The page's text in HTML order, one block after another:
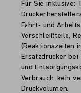
Für Sie inklusive:
Fahrt- und
Verschleißteile,
(Reaktionszeiten
Ersatzdrucker bei
und
Verbrauch, kein
Druckvolumen.